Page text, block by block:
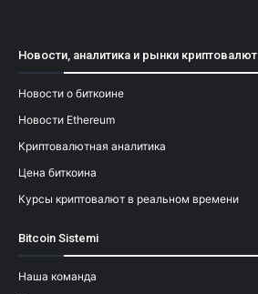
Новости, аналитика и рынки криптовалют
Новости о биткоине
Новости Ethereum
Криптовалютная аналитика
Цена биткоина
Курсы криптовалют в реальном времени
Bitcoin Sistemi
Наша команда